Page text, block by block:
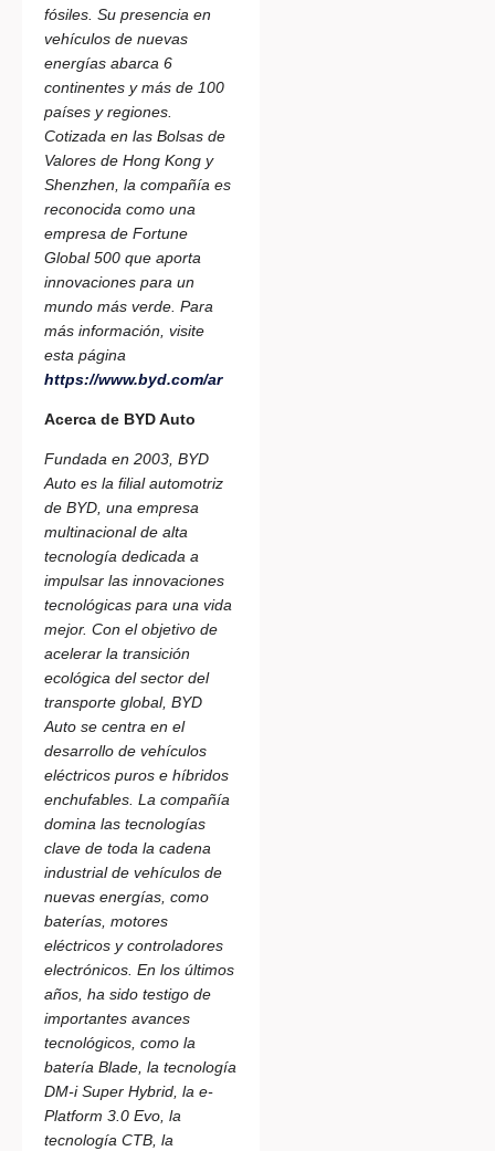
fósiles. Su presencia en
vehículos de nuevas
energías abarca 6
continentes y más de 100
países y regiones.
Cotizada en las Bolsas de
Valores de Hong Kong y
Shenzhen, la compañía es
reconocida como una
empresa de Fortune
Global 500 que aporta
innovaciones para un
mundo más verde. Para
más información, visite
esta página
https://www.byd.com/ar
Acerca de BYD Auto
Fundada en 2003, BYD
Auto es la filial automotriz
de BYD, una empresa
multinacional de alta
tecnología dedicada a
impulsar las innovaciones
tecnológicas para una vida
mejor. Con el objetivo de
acelerar la transición
ecológica del sector del
transporte global, BYD
Auto se centra en el
desarrollo de vehículos
eléctricos puros e híbridos
enchufables. La compañía
domina las tecnologías
clave de toda la cadena
industrial de vehículos de
nuevas energías, como
baterías, motores
eléctricos y controladores
electrónicos. En los últimos
años, ha sido testigo de
importantes avances
tecnológicos, como la
batería Blade, la tecnología
DM-i Super Hybrid, la e-
Platform 3.0 Evo, la
tecnología CTB, la